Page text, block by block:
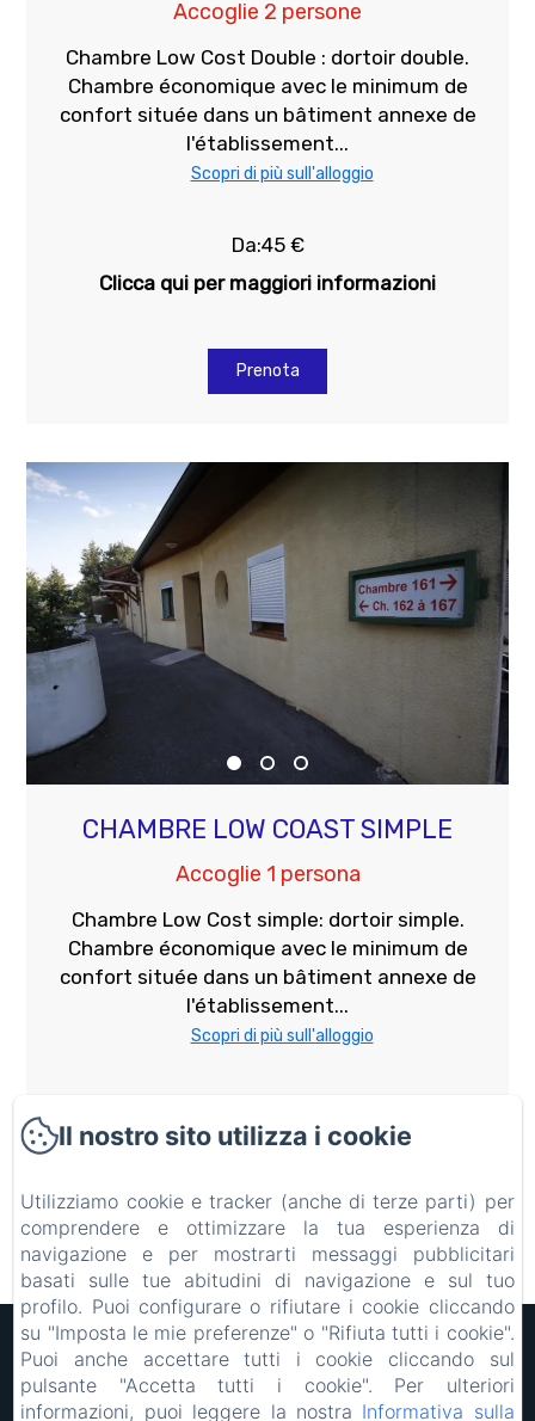
Accoglie 2 persone
Chambre Low Cost Double : dortoir double.
Chambre économique avec le minimum de
confort située dans un bâtiment annexe de
l'établissement...
Scopri di più sull'alloggio
Da:45 €
Clicca qui per maggiori informazioni
Prenota
CHAMBRE LOW COAST SIMPLE
Accoglie 1 persona
Chambre Low Cost simple: dortoir simple.
Chambre économique avec le minimum de
confort située dans un bâtiment annexe de
l'établissement...
Scopri di più sull'alloggio
Clicca qui per maggiori informazioni
Prenota
Hôtel Rocade
Informazioni legali
18 IMPASSE LAVOISIER, PAMIERS, 09100, Francia
Il nostro sito utilizza i cookie
Utilizziamo cookie e tracker (anche di terze parti) per
comprendere e ottimizzare la tua esperienza di
navigazione e per mostrarti messaggi pubblicitari
basati sulle tue abitudini di navigazione e sul tuo
profilo. Puoi configurare o rifiutare i cookie cliccando
su "Imposta le mie preferenze" o "Rifiuta tutti i cookie".
Puoi anche accettare tutti i cookie cliccando sul
pulsante "Accetta tutti i cookie". Per ulteriori
informazioni, puoi leggere la nostra Informativa sulla